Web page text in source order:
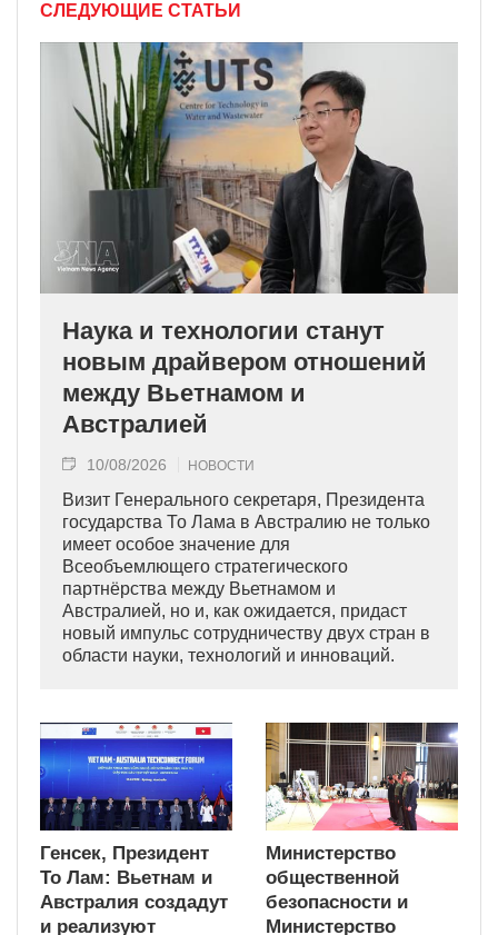
СЛЕДУЮЩИЕ СТАТЬИ
Наука и технологии станут
новым драйвером отношений
между Вьетнамом и
Австралией
10/08/2026 НОВОСТИ
Визит Генерального секретаря, Президента
государства То Лама в Австралию не только
имеет особое значение для
Всеобъемлющего стратегического
партнёрства между Вьетнамом и
Австралией, но и, как ожидается, придаст
новый импульс сотрудничеству двух стран в
области науки, технологий и инноваций.
Генсек, Президент
То Лам: Вьетнам и
Австралия создадут
и реализуют
Министерство
общественной
безопасности и
Министерство